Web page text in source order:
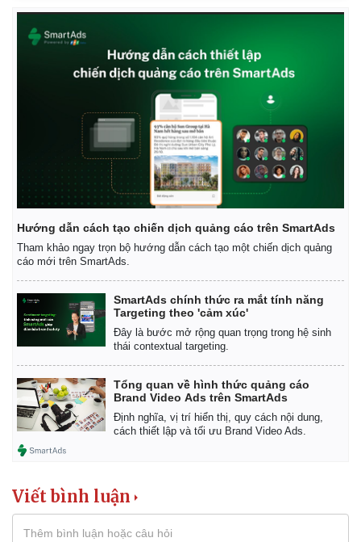
Bất động sản
Thị trường
Giá vàng
Tiêu dùng
Tỷ giá
Chứng khoán
Giá cà phê
Hướng dẫn cách tạo chiến dịch quảng cáo trên SmartAds
Tham khảo ngay trọn bộ hướng dẫn cách tạo một chiến dịch quảng
cáo mới trên SmartAds.
SmartAds chính thức ra mắt tính năng
Targeting theo 'cảm xúc'
Đây là bước mở rộng quan trọng trong hệ sinh
thái contextual targeting.
Tổng quan về hình thức quảng cáo
Brand Video Ads trên SmartAds
Định nghĩa, vị trí hiển thị, quy cách nội dung,
cách thiết lập và tối ưu Brand Video Ads.
Viết bình luận